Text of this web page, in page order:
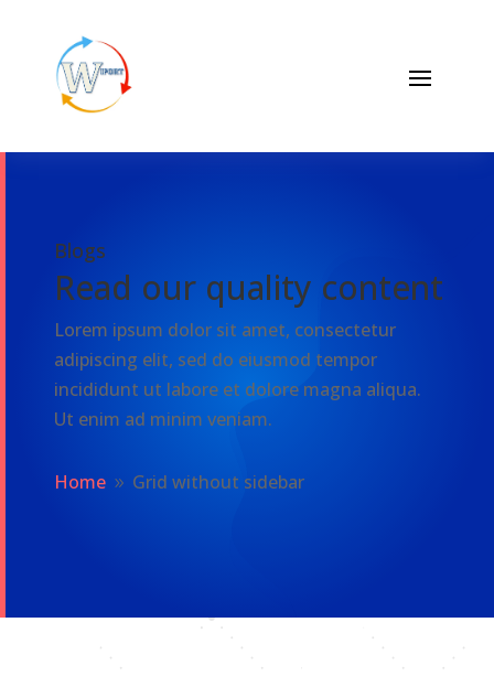
Blogs
Read our quality content
Lorem ipsum dolor sit amet, consectetur
adipiscing elit, sed do eiusmod tempor
incididunt ut labore et dolore magna aliqua.
Ut enim ad minim veniam.
Home 9 Grid without sidebar